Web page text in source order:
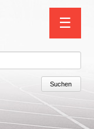
☰
Suchen